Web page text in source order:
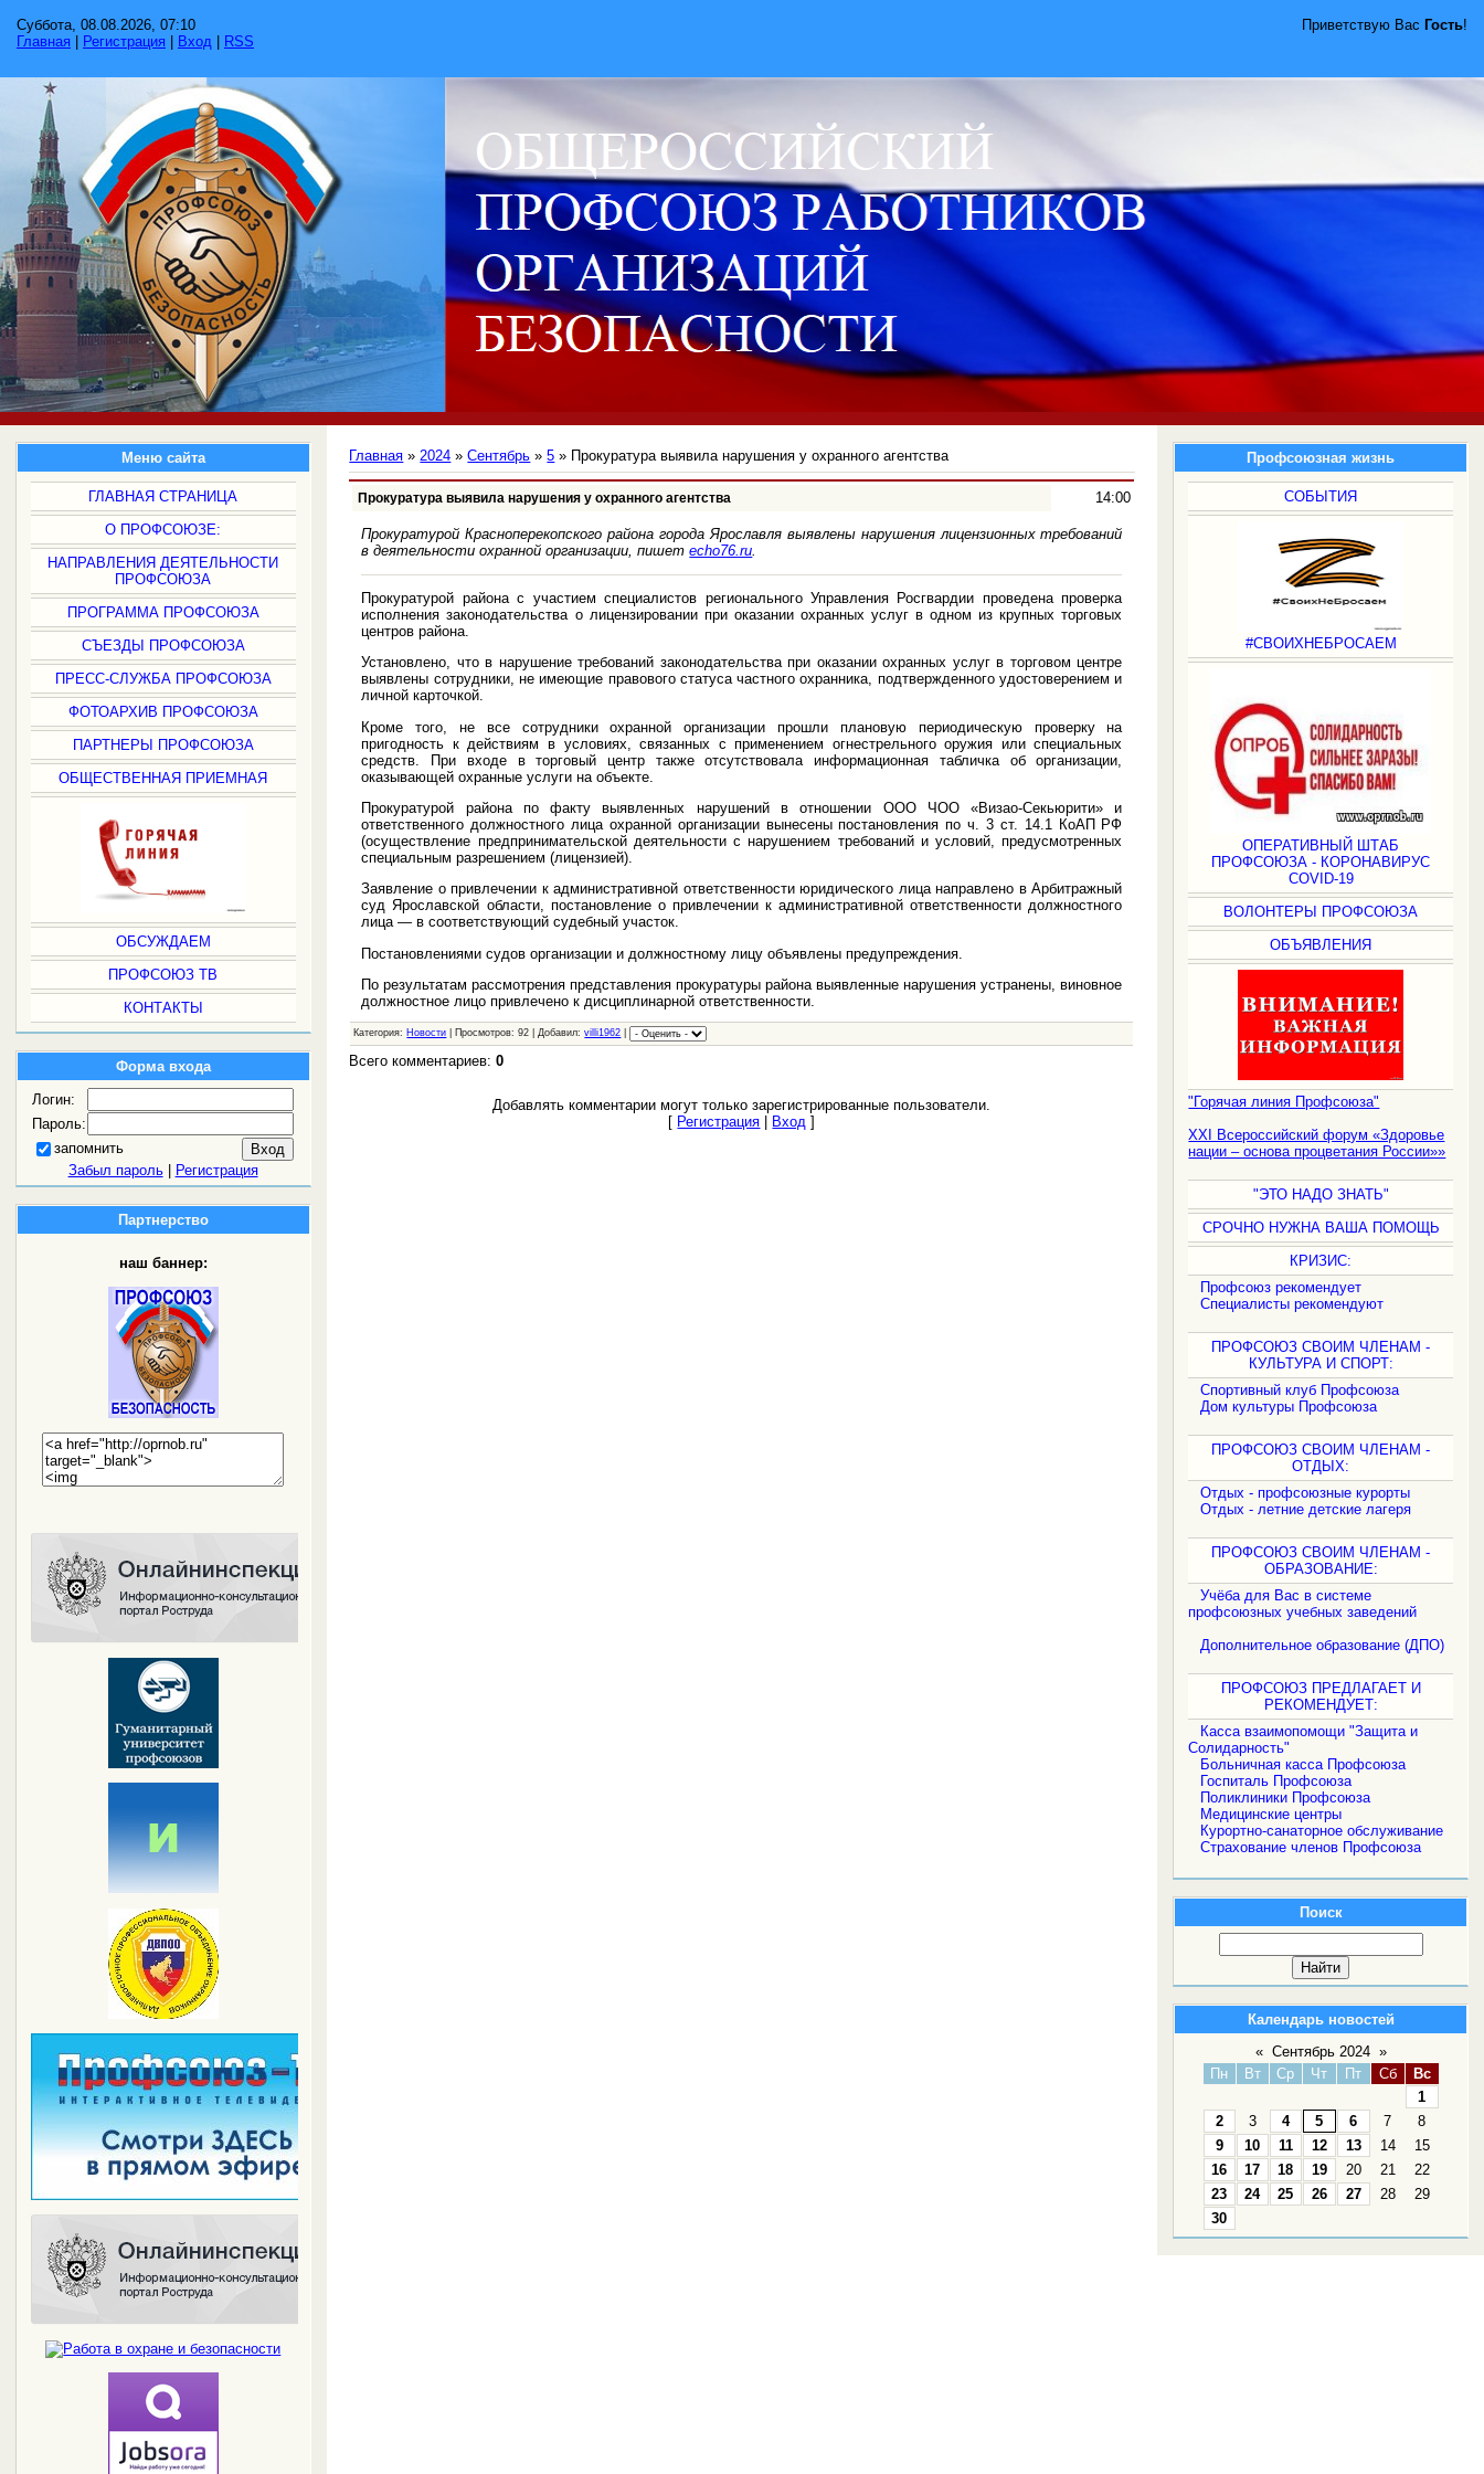
Приветствую Вас Гость!
Суббота, 08.08.2026, 07:10
Главная
Регистрация Вход RSS
Меню сайта
ГЛАВНАЯ СТРАНИЦА
О ПРОФСОЮЗЕ:
НАПРАВЛЕНИЯ ДЕЯТЕЛЬНОСТИ
ПРОФСОЮЗА
ПРОГРАММА ПРОФСОЮЗА
СЪЕЗДЫ ПРОФСОЮЗА
ПРЕСС-СЛУЖБА ПРОФСОЮЗА
ФОТОАРХИВ ПРОФСОЮЗА
ПАРТНЕРЫ ПРОФСОЮЗА
ОБЩЕСТВЕННАЯ ПРИЕМНАЯ
ОБСУЖДАЕМ
ПРОФСОЮЗ ТВ
КОНТАКТЫ
Форма входа
Логин:
Пароль:
запомнить
Забыл пароль| Регистрация
Партнерство
наш баннер:
Профсоюзная жизнь
СОБЫТИЯ
#СВОИХНЕБРОСАЕМ
ОПЕРАТИВНЫЙ ШТАБ
ПРОФСОЮЗА - КОРОНАВИРУС
COVID-19
ВОЛОНТЕРЫ ПРОФСОЮЗА
ОБЪЯВЛЕНИЯ
"Горячая линия Профсоюза"
XXI Всероссийский форум «Здоровье
нации – основа процветания России»»
"ЭТО НАДО ЗНАТЬ"
СРОЧНО НУЖНА ВАША ПОМОЩЬ
КРИЗИС:
Профсоюз рекомендует
Специалисты рекомендуют
ПРОФСОЮЗ СВОИМ ЧЛЕНАМ -
КУЛЬТУРА И СПОРТ:
Спортивный клуб Профсоюза
Дом культуры Профсоюза
ПРОФСОЮЗ СВОИМ ЧЛЕНАМ -
ОТДЫХ:
Отдых - профсоюзные курорты
Отдых - летние детские лагеря
ПРОФСОЮЗ СВОИМ ЧЛЕНАМ -
ОБРАЗОВАНИЕ:
Учёба для Вас в системе
профсоюзных учебных заведений
Дополнительное образование (ДПО)
ПРОФСОЮЗ ПРЕДЛАГАЕТ И
РЕКОМЕНДУЕТ:
Касса взаимопомощи "Защита и
Солидарность"
Больничная касса Профсоюза
Госпиталь Профсоюза
Поликлиники Профсоюза
Медицинские центры
Курортно-санаторное обслуживание
Страхование членов Профсоюза
Поиск
Календарь новостей
« Сентябрь 2024 »
Пн
Вт Ср Чт Пт Сб
Вс
1
2
3 4 5 6 7
8
9
10 11 12 13 14
15
16
17 18 19 20 21
22
23
24 25 26 27 28
29
30
Главная »2024 » Сентябрь » 5 » Прокуратура выявила нарушения у охранного агентства
Прокуратура выявила нарушения у охранного агентства 14:00
Прокуратурой Красноперекопского района города Ярославля выявлены нарушения лицензионных требований
в деятельности охранной организации, пишетecho76.ru.
Прокуратурой района с участием специалистов регионального Управления Росгвардии проведена проверка
исполнения законодательства о лицензировании при оказании охранных услуг в одном из крупных торговых
центров района.
Установлено, что в нарушение требований законодательства при оказании охранных услуг в торговом центре
выявлены сотрудники, не имеющие правового статуса частного охранника, подтвержденного удостоверением и
личной карточкой.
Кроме того, не все сотрудники охранной организации прошли плановую периодическую проверку на
пригодность к действиям в условиях, связанных с применением огнестрельного оружия или специальных
средств. При входе в торговый центр также отсутствовала информационная табличка об организации,
оказывающей охранные услуги на объекте.
Прокуратурой района по факту выявленных нарушений в отношении ООО ЧОО «Визао-Секьюрити» и
ответственного должностного лица охранной организации вынесены постановления по ч. 3 ст. 14.1 КоАП РФ
(осуществление предпринимательской деятельности с нарушением требований и условий, предусмотренных
специальным разрешением (лицензией).
Заявление о привлечении к административной ответственности юридического лица направлено в Арбитражный
суд Ярославской области, постановление о привлечении к административной ответственности должностного
лица — в соответствующий судебный участок.
Постановлениями судов организации и должностному лицу объявлены предупреждения.
По результатам рассмотрения представления прокуратуры района выявленные нарушения устранены, виновное
должностное лицо привлечено к дисциплинарной ответственности.
Категория: Новости | Просмотров: 92 | Добавил:villi1962
Всего комментариев:0
Добавлять комментарии могут только зарегистрированные пользователи.
[ Регистрация Вход ]